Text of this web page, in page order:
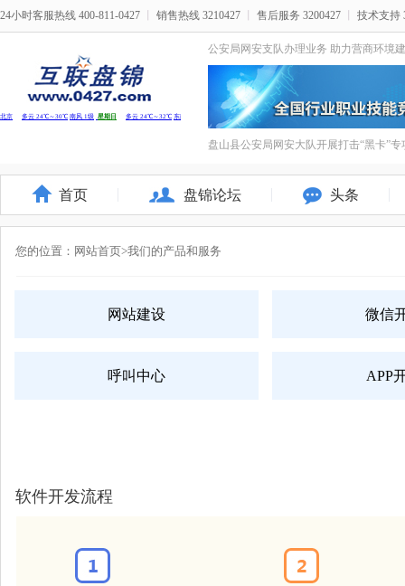
24小时客服热线 400-811-0427 销售热线 3210427 售后服务 3200427 技术支持
公安局网安支队办理业务 助力营商环境
盘山县公安局网安大队开展打击“黑卡”专
首页 盘锦论坛 头条
您的位置： 网站首页>我们的产品和服务
网站建设 微信
呼叫中心 APP
软件开发流程